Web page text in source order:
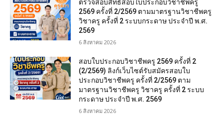
ตรวจสอบสิทธิสอบใบประกอบวิชาชีพครู
2569 ครั้งที่ 2/2569 ตามมาตรฐานวิชาชีพครู
วิชาครู ครั้งที่ 2 ระบบกระดาษ ประจำปี พ.ศ.
2569
6 สิงหาคม 2026
สอบใบประกอบวิชาชีพครู 2569 ครั้งที่ 2
(2/2569) ลิงก์เว็บไซต์รับสมัครสอบใบ
ประกอบวิชาชีพครู ครั้งที่ 2/2569 ตาม
มาตรฐานวิชาชีพครู วิชาครู ครั้งที่ 2 ระบบ
กระดาษ ประจำปี พ.ศ. 2569
6 สิงหาคม 2026